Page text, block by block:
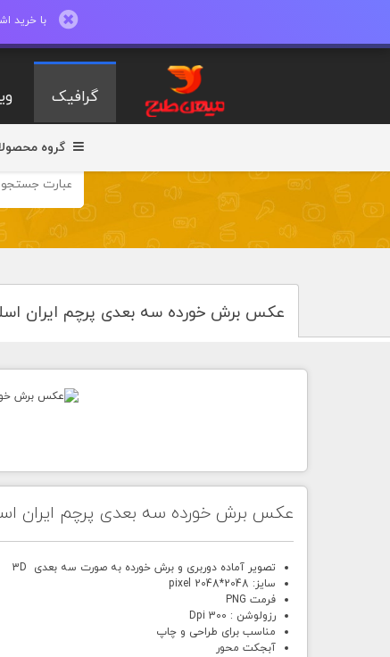
با خرید اشتراک ماهیانه تا 600
گرافیک
گروه
عکس برش خورده سه بعدی پرچم ایران
عکس برش خورده سه بعدی پرچم ایران
تصویر آماده دوربری و برش خورده به صورت سه بعدی 3D
سایز: 2048*2048 pixel
فرمت PNG
رزولوشن : 300 Dpi
مناسب برای طراحی و چاپ
آبجکت محور